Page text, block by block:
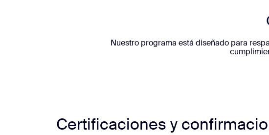
Nuestro programa está diseñado para
Certificaciones y